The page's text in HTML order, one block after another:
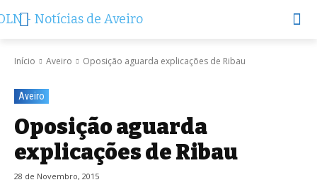
Início Aveiro Oposição aguarda explicações de Ribau
Aveiro
Oposição aguarda
explicações de Ribau
28 de Novembro, 2015